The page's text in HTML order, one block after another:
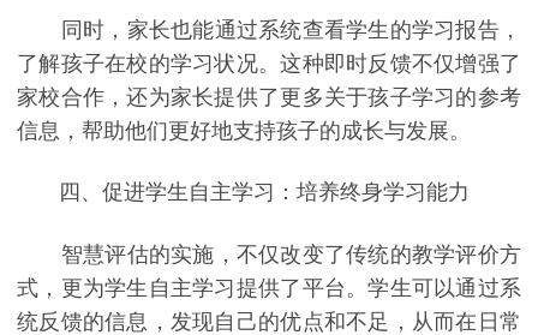
同时，家长也能通过系统查看学生的学习报告，
了解孩子在校的学习状况。这种即时反馈不仅增强了
家校合作，还为家长提供了更多关于孩子学习的参考
信息，帮助他们更好地支持孩子的成长与发展。
四、促进学生自主学习：培养终身学习能力
智慧评估的实施，不仅改变了传统的教学评价方
式，更为学生自主学习提供了平台。学生可以通过系
统反馈的信息，发现自己的优点和不足，从而在日常